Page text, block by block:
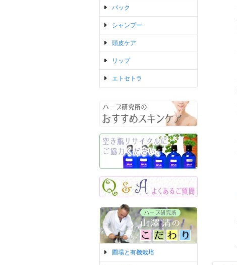
パック
シャンプー
頭皮ケア
リップ
エトセトラ
圃場と有機栽培